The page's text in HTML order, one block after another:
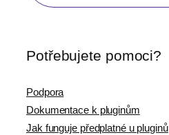
Potřebujete pomoci?
Podpora
Dokumentace k pluginům
Jak funguje předplatné u pluginů